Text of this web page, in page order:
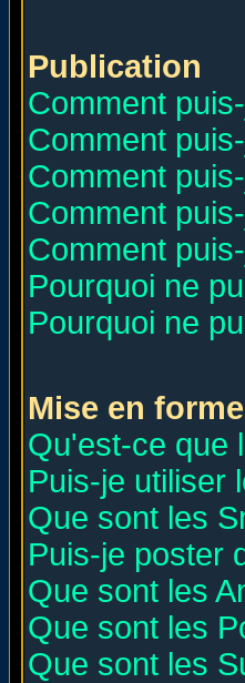
Publication
Comment
Comment
Comment
Comment
Comment
Pourquoi ne
Pourquoi ne
Mise en
Qu'est-ce que
Puis-je utiliser
Que sont les
Puis-je poster
Que sont les
Que sont les
Que sont les